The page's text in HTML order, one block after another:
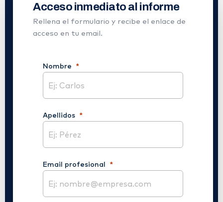
Acceso inmediato al informe
Rellena el formulario y recibe el enlace de
acceso en tu email.
Nombre
Apellidos
Email profesional